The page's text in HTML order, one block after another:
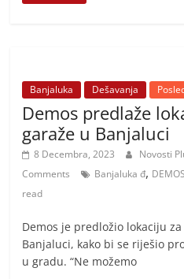
i
Banjaluka Dešavanja
Demos predlaže
garaže u Banjaluci
8 Decembra, 2023 Novosti
Comments
Banjaluka đ, DEMOS
read
Demos je predložio lokaciju
Banjaluci, kako bi se riješio
u gradu. “Ne možemo